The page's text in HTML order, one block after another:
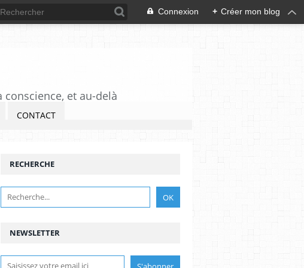
Connexion + Créer mon blog
et au-delà
CONTACT
NEWSLETTER
RECHERCHE